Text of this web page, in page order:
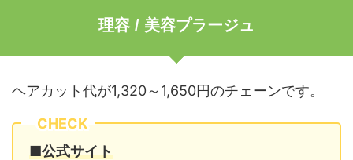
理容 / 美容プラージュ
ヘアカット代が1,320～1,650円のチェーンです。
CHECK
■公式サイト